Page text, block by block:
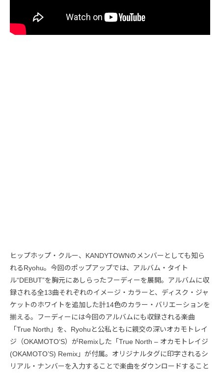
ヒップホップ・クルー、KANDYTOWNのメンバーとしても知ら
れるRyohu。今回のポップアップでは、アルバム・タイト
ル“DEBUT”を胸元にあしらったフーディーを展開。アルバムに収
録される全13曲それぞれのイメージ・カラーと、ディスク・ジャ
ケットのホワイトを追加した計14色のカラー・バリエーションを
揃える。フーディーには今回のアルバムにも収録される楽曲
「True North」を、Ryohuと公私ともに親交の深いオカモトレイ
ジ（OKAMOTO‘S）がRemixした「True North – オカモトレイジ
(OKAMOTO’S) Remix」が付属。オリジナルタグに印字されるシ
リアル・ナンバーを入力することで楽曲をダウンロードすること